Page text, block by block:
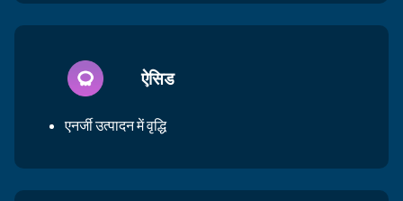
ऐसिड
एनर्जी उत्पादन में वृद्धि